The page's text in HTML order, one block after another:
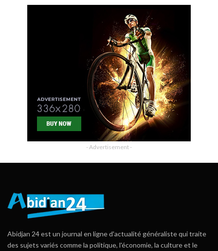
- Advertisement -
Abidjan 24 est un journal en ligne d'actualité généraliste qui traite
des sujets variés comme la politique, l'économie, la culture et le